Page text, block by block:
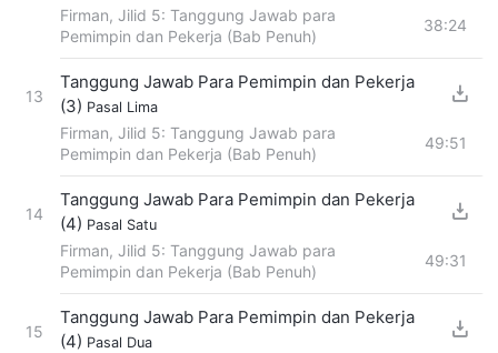
Firman, Jilid 5: Tanggung Jawab para
Pemimpin dan Pekerja (Bab Penuh)
38:24
13
Tanggung Jawab Para Pemimpin dan Pekerja
(3) Pasal Lima
Firman, Jilid 5: Tanggung Jawab para
Pemimpin dan Pekerja (Bab Penuh)
49:51
14
Tanggung Jawab Para Pemimpin dan Pekerja
(4) Pasal Satu
Firman, Jilid 5: Tanggung Jawab para
Pemimpin dan Pekerja (Bab Penuh)
49:31
15
Tanggung Jawab Para Pemimpin dan Pekerja
(4) Pasal Dua